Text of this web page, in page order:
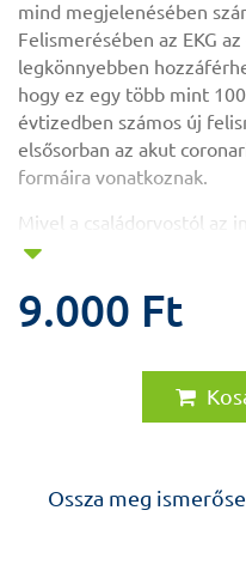
mind megjelenésében
Felismerésében az EKG
legkönnyebben
hogy ez egy több mint
évtizedben számos új
elsősorban az akut
formáira vonatkoznak.
Mivel a családorvostól az
nagy a klinikai
kórformával. Ugyanakkor
diagnosztikus határai is,
Az EKG-eltérések
mellett demonstrálta a
9.000 Ft
Ossza meg